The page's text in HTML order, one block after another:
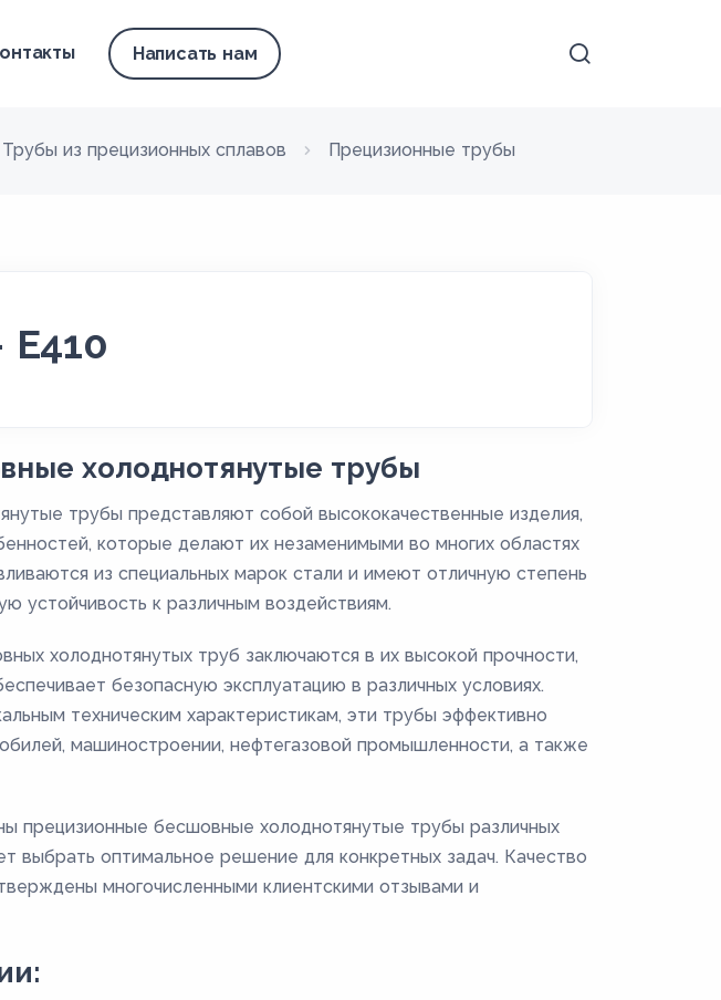
Написать нам
Трубы из прецизионных сплавов Прецизионные трубы
холоднотянутые трубы
трубы представляют собой высококачественные изделия,
которые делают их незаменимыми во многих областях
из специальных марок стали и имеют отличную степень
устойчивость к различным воздействиям.
холоднотянутых труб заключаются в их высокой прочности,
безопасную эксплуатацию в различных условиях.
техническим характеристикам, эти трубы эффективно
машиностроении, нефтегазовой промышленности, а также
прецизионные бесшовные холоднотянутые трубы различных
выбрать оптимальное решение для конкретных задач. Качество
многочисленными клиентскими отзывами и